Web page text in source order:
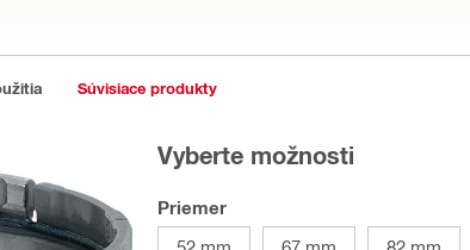
Súvisiace produkty
Vyberte možnosti
Priemer